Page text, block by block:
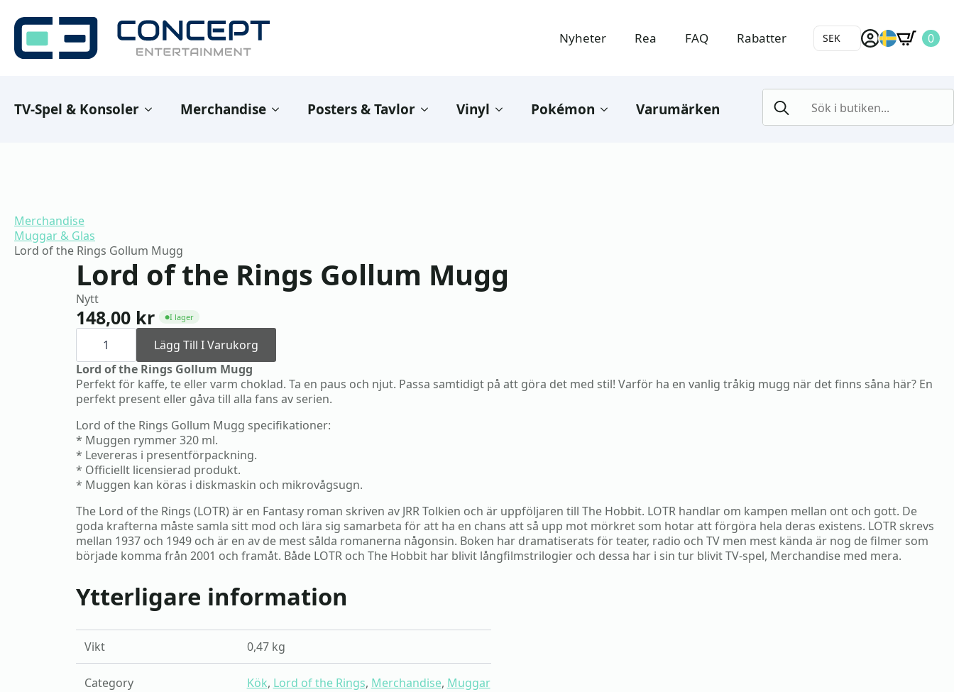
Nyheter Rea FAQ Rabatter SEK 0
TV-Spel & Konsoler Merchandise Posters & Tavlor Vinyl Pokémon Varumärken
for:
Merchandise
Muggar & Glas
Lord of the Rings Gollum Mugg
Lord of the Rings Gollum Mugg
Nytt
148,00 kr ●I lager
Lord
Rings
Gollum
Mugg
mängd
Lägg Till I Varukorg
Lord of the Rings Gollum Mugg
Perfekt för kaffe, te eller varm choklad. Ta en paus och njut. Passa samtidigt på att göra det med stil! Varför ha en vanlig tråkig mugg när det finns såna här? En
perfekt present eller gåva till alla fans av serien.
Lord of the Rings Gollum Mugg specifikationer:
* Muggen rymmer 320 ml.
* Levereras i presentförpackning.
* Officiellt licensierad produkt.
* Muggen kan köras i diskmaskin och mikrovågsugn.
The Lord of the Rings (LOTR) är en Fantasy roman skriven av JRR Tolkien och är uppföljaren till The Hobbit. LOTR handlar om kampen mellan ont och gott. De
goda krafterna måste samla sitt mod och lära sig samarbeta för att ha en chans att så upp mot mörkret som hotar att förgöra hela deras existens. LOTR skrevs
mellan 1937 och 1949 och är en av de mest sålda romanerna någonsin. Boken har dramatiserats för teater, radio och TV men mest kända är nog de filmer som
började komma från 2001 och framåt. Både LOTR och The Hobbit har blivit långfilmstrilogier och dessa har i sin tur blivit TV-spel, Merchandise med mera.
Ytterligare information
Vikt 0,47 kg
Category Kök, Lord of the Rings, Merchandise, Muggar